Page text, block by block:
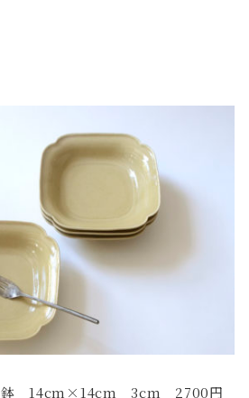
鉢 14cm×14cm 3cm 2700円